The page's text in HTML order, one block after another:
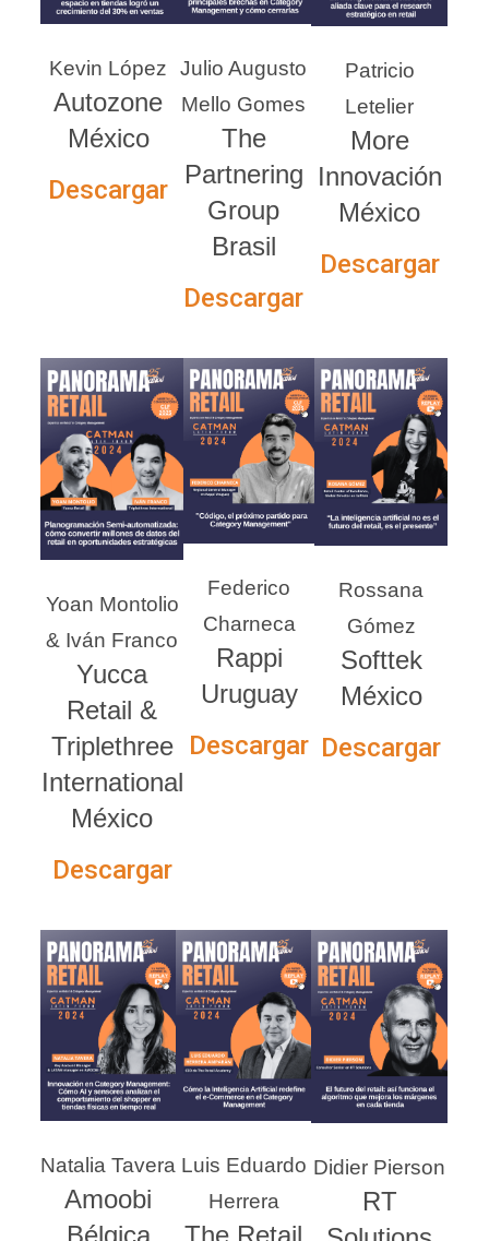
Kevin López
Autozone
México
Descargar
Julio Augusto
Mello Gomes
The
Partnering
Group
Brasil
Descargar
Patricio
Letelier
More
Innovación
México
Descargar
Yoan Montolio
& Iván Franco
Yucca
Retail &
Triplethree
International
México
Descargar
Federico
Charneca
Rappi
Uruguay
Descargar
Rossana
Gómez
Softtek
México
Descargar
Natalia Tavera
Amoobi
Luis Eduardo
Herrera
Didier Pierson
RT